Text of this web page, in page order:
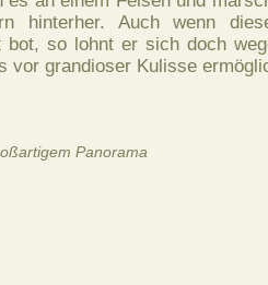
hinterher. Auch wenn
bot, so lohnt er sich doch
vor grandioser Kulisse
Panorama